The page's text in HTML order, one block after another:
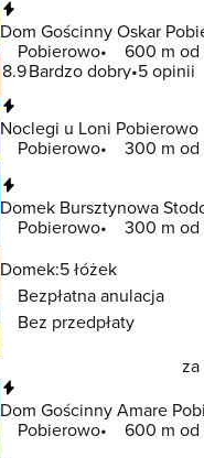
Dom Gościnny Oskar
Pobierowo
600 m od
8.9Bardzo dobry 5 opinii
Noclegi u Loni Pobierowo
Pobierowo
300 m od
Domek Bursztynowa
Pobierowo
300 m od
Domek:5 łóżek
Bezpłatna anulacja
Bez przedpłaty
za
Dom Gościnny Amare
Pobierowo
600 m od